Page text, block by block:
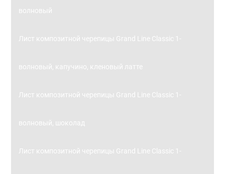
волновый
Лист композитной черепицы Grand Line Classic 1-
волновый, капучино, кленовый латте
Лист композитной черепицы Grand Line Classic 1-
волновый, шоколад
Лист композитной черепицы Grand Line Classic 1-